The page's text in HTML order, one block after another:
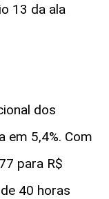
13 da ala
dos
em 5,4%. Com
para R$
40 horas